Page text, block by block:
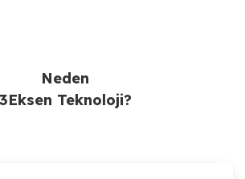
Neden
3Eksen Teknoloji?